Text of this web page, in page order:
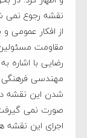
نقشه رجوع نمی
از افکار عمومی
مقاومت
رضایی با اشاره
مهندسی فرهنگی
شدن این نقشه
صورت نمی گیرفت
اجرای این نقشه